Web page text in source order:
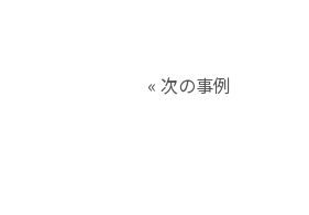
« 次の事例